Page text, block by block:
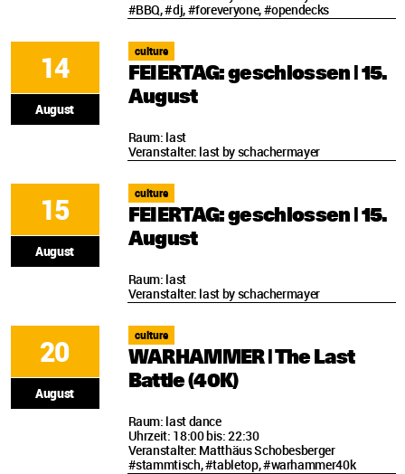
#BBQ, #dj, #foreveryone, #opendecks
14
August
culture
FEIERTAG: geschlossen | 15.
August
Raum: last
Veranstalter: last by schachermayer
15
August
culture
FEIERTAG: geschlossen | 15.
August
Raum: last
Veranstalter: last by schachermayer
20
August
culture
WARHAMMER | The Last
Battle (40K)
Raum: last dance
Uhrzeit: 18:00 bis: 22:30
Veranstalter: Matthäus Schobesberger
#stammtisch, #tabletop, #warhammer40k